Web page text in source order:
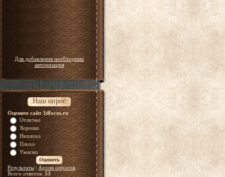
Для добавления необходима
авторизация
Наш опрос
Оцените сайт 3dfocus.ru
Отлично
Хорошо
Неплохо
Плохо
Ужасно
Результаты| Архив опросов
Всего ответов:53